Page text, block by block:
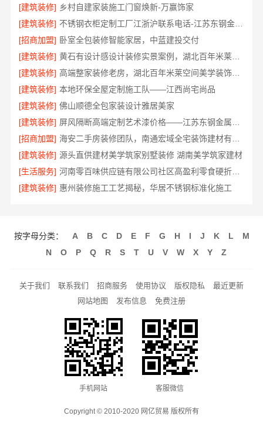
[建筑装修] 乡村自建家装施工门窗焕新-万赢饰家
[建筑装修]
不锈钢衣柜定制工厂江浙沪联系电话-江苏东钢金属科技
[招商加盟] 卧室全包装修智能家居，中蓝建投交付
[建筑装修]
黄石有设计感设计装修实景案例，湖北百年米莱空间美学装饰材料有限公司
[建筑装修]
高端整家装修老房，湖北百年米莱空间美学装饰材料有限公司焕新居所
[建筑装修] 本地环保全屋定制施工队——江西尚宅尚品
[建筑装修] 佛山顺德全包家装设计雅居美家
[建筑装修]
[招商加盟]
[建筑装修] 源头直供建材美学筑家别墅装修 湖南美学筑家建材
[生活服务]
河南零百味供应链有限公司社区高盈利零食硬折扣全域盈利
[建筑装修] 惠州装修施工工艺揭秘，华居不锈钢标准化施工
按字母分类： A B C D E F G H I J K L
M
N
O P Q R S T U V W X Y Z
关于我们 联系我们 招商服务 使用协议 版权隐私
最近更新
网站地图
发布信息 免费注册
手机网站 客服微信
Copyright © 2010-2020 网亿贸易 版权所有